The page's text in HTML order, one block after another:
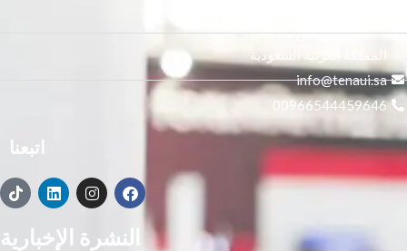
النور, الرياض 14271,
المملكة العربية السعودية
info@tenaui.sa
00966544459646
اتبعنا
النشرة الإخبارية